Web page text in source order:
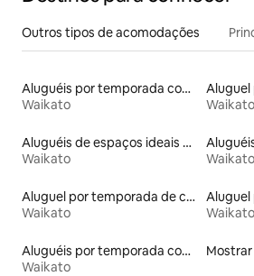
Outros tipos de acomodações
Aluguéis por temporada com acesso à praia
Waikato
Waikato
Aluguéis de espaços ideais para famílias
Waikato
Waikato
Aluguel por temporada de casas de hóspedes
Waikato
Waikato
Aluguéis por temporada com acesso ao lago
Waikato